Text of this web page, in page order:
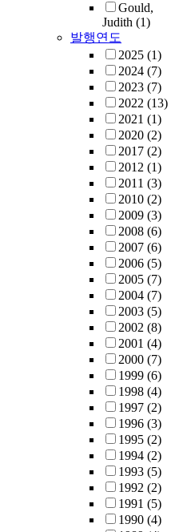
Gould,
Judith (1)
발행연도
2025 (1)
2024 (7)
2023 (7)
2022 (13)
2021 (1)
2020 (2)
2017 (2)
2012 (1)
2011 (3)
2010 (2)
2009 (3)
2008 (6)
2007 (6)
2006 (5)
2005 (7)
2004 (7)
2003 (5)
2002 (8)
2001 (4)
2000 (7)
1999 (6)
1998 (4)
1997 (2)
1996 (3)
1995 (2)
1994 (2)
1993 (5)
1992 (2)
1991 (5)
1990 (4)